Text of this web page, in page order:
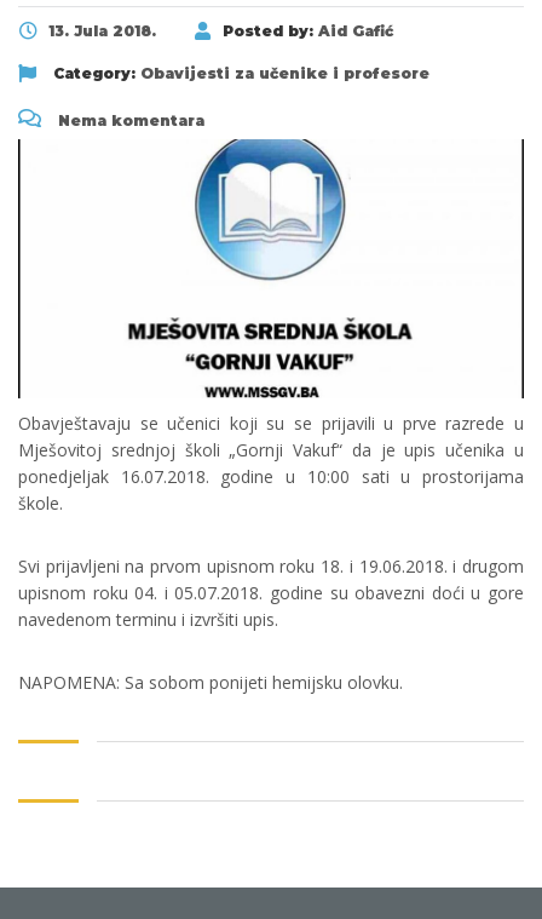
13. Jula 2018. Posted by: Aid Gafić
Category: Obavijesti za učenike i profesore
Nema komentara
Obavještavaju se učenici koji su se prijavili u prve razrede u
Mješovitoj srednjoj školi „Gornji Vakuf“ da je upis učenika u
ponedjeljak 16.07.2018. godine u 10:00 sati u prostorijama
škole.
Svi prijavljeni na prvom upisnom roku 18. i 19.06.2018. i drugom
upisnom roku 04. i 05.07.2018. godine su obavezni doći u gore
navedenom terminu i izvršiti upis.
NAPOMENA: Sa sobom ponijeti hemijsku olovku.